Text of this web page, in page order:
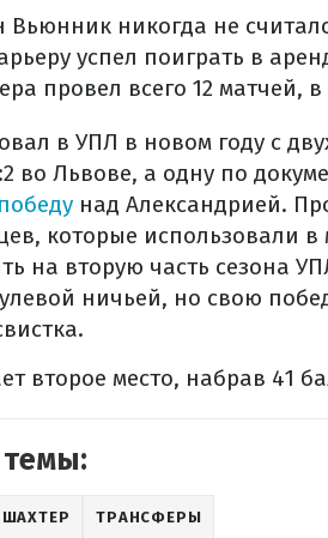
Вьюнник никогда не
успел поиграть в
провел всего 12 матчей,
в УПЛ в новом году с
во Львове, а одну по
над Александрией.
которые использовали
на вторую часть сезона
ничьей, но свою
второе место, набрав 41
ШАХТЕР ТРАНСФЕРЫ